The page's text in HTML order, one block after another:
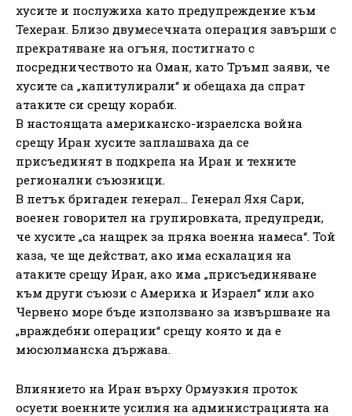
хусите и послужиха като предупреждение към
Техеран. Близо двумесечната операция завърши с
прекратяване на огъня, постигнато с
посредничеството на Оман, като Тръмп заяви, че
хусите са „капитулирали“ и обещаха да спрат
атаките си срещу кораби.
В настоящата американско-израелска война
срещу Иран хусите заплашваха да се
присъединят в подкрепа на Иран и техните
регионални съюзници.
В петък бригаден генерал… Генерал Яхя Сари,
военен говорител на групировката, предупреди,
че хусите „са нащрек за пряка военна намеса“. Той
каза, че ще действат, ако има ескалация на
атаките срещу Иран, ако има „присъединяване
към други съюзи с Америка и Израел“ или ако
Червено море бъде използвано за извършване на
„враждебни операции“ срещу която и да е
мюсюлманска държава.
Влиянието на Иран върху Ормузкия проток
осуети военните усилия на администрацията на